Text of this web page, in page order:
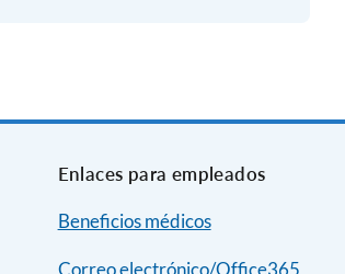
Enlaces para empleados
Beneficios médicos
Correo electrónico/Office365